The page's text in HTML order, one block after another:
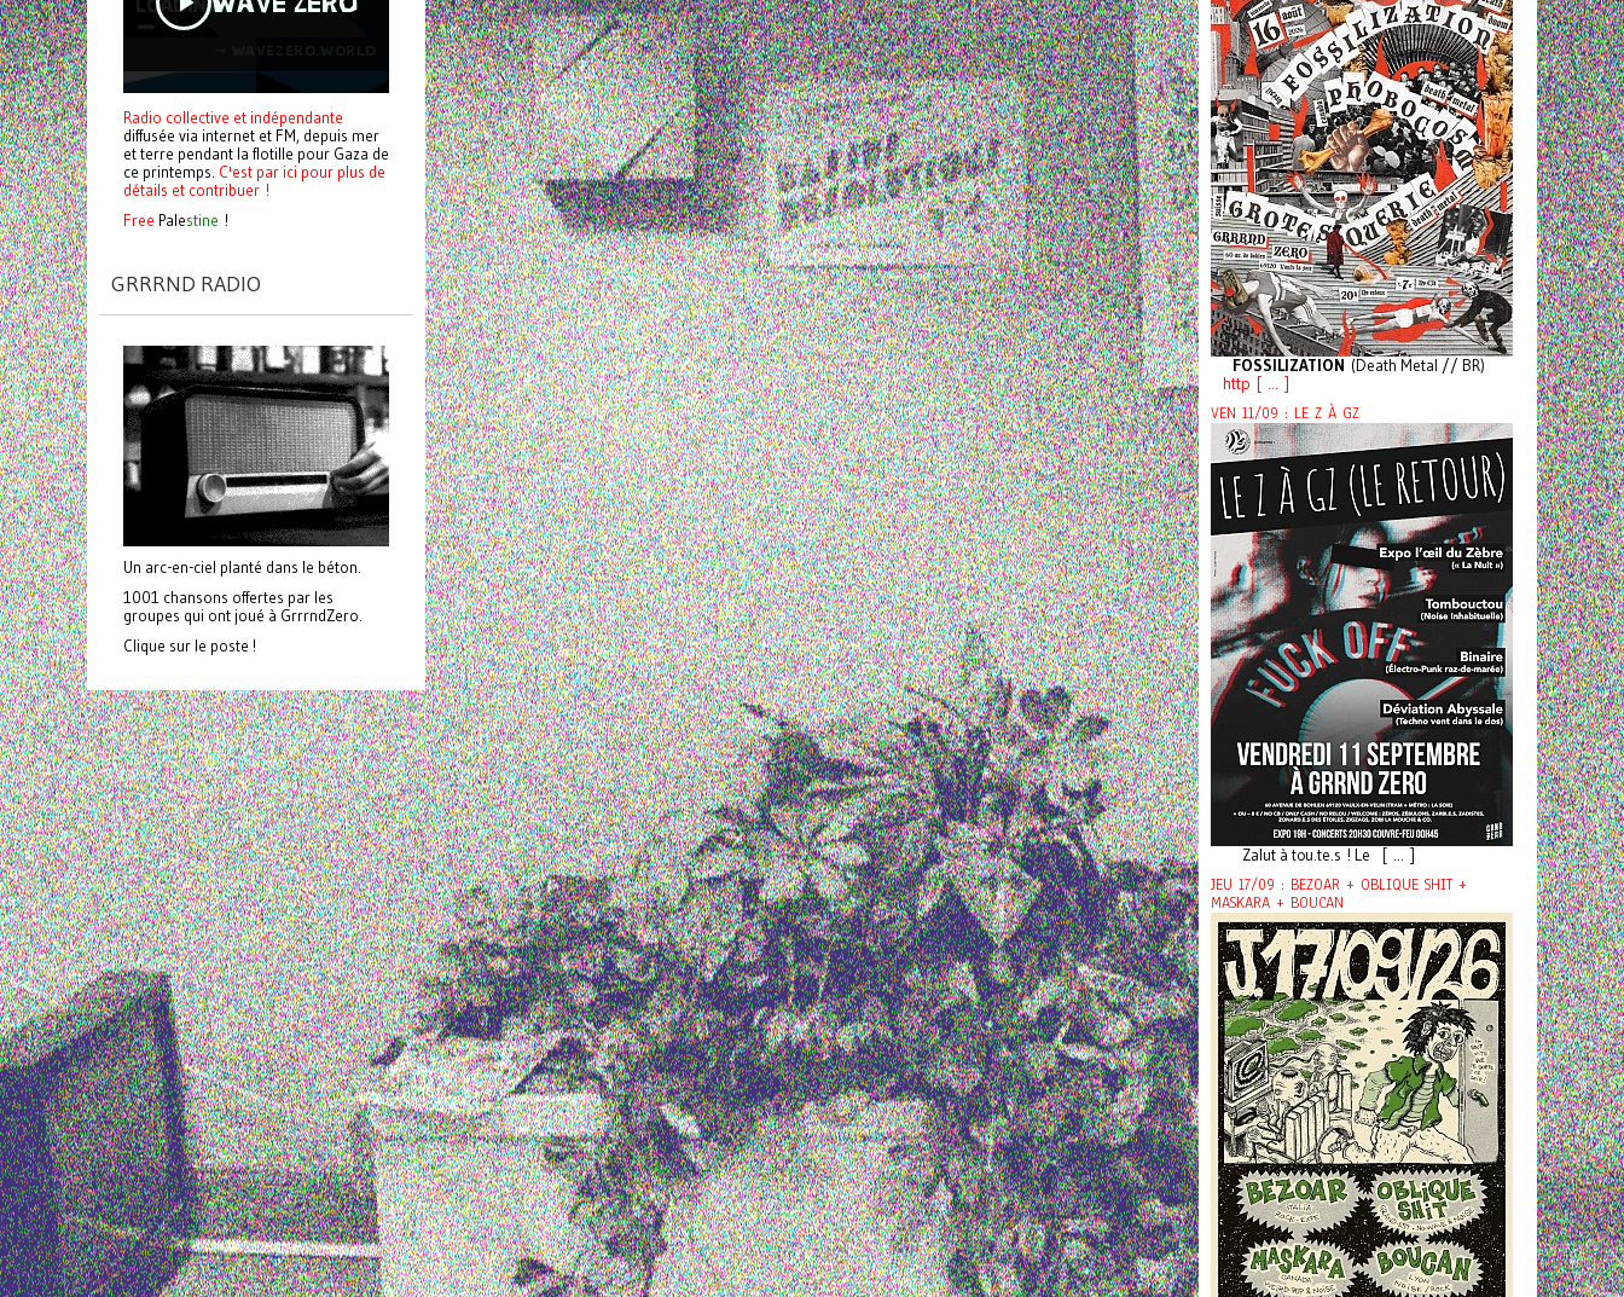
Radio collective et indépendante
diffusée via internet et FM, depuis mer
et terre pendant la flotille pour Gaza de
ce printemps. C'est par ici pour plus de
détails et contribuer !
Free Palestine !
GRRRND RADIO
Un arc-en-ciel planté dans le béton.
1001 chansons offertes par les
groupes qui ont joué à GrrrndZero.
Clique sur le poste !
FOSSILIZATION (Death Metal // BR)
http [ ... ]
VEN 11/09 : LE Z À GZ
Zalut à tou.te.s ! Le [ ... ]
JEU 17/09 : BEZOAR + OBLIQUE SHIT +
MASKARA + BOUCAN